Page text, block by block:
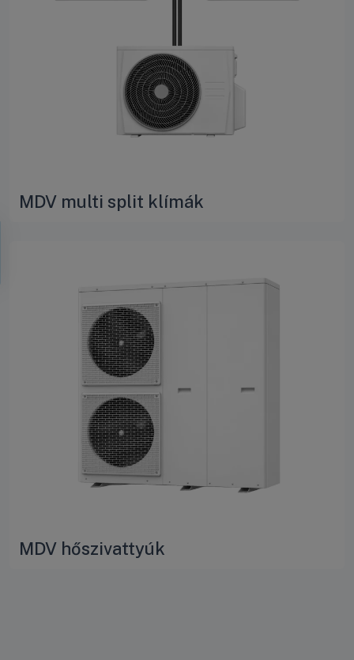
MDV multi split klímák
MDV hőszivattyúk